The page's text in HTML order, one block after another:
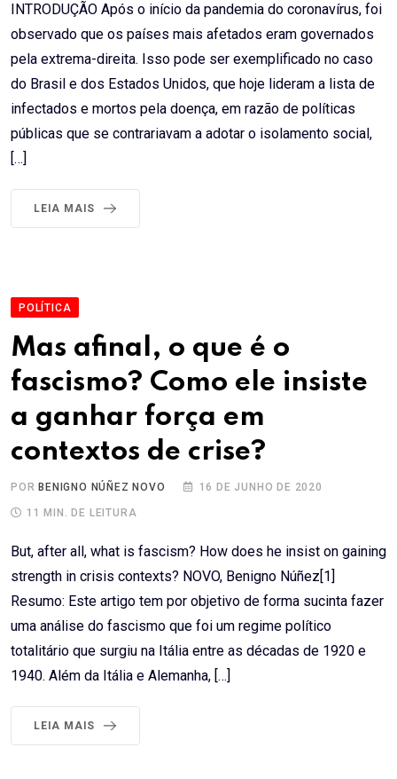
INTRODUÇÃO Após o início da pandemia do coronavírus, foi
observado que os países mais afetados eram governados
pela extrema-direita. Isso pode ser exemplificado no caso
do Brasil e dos Estados Unidos, que hoje lideram a lista de
infectados e mortos pela doença, em razão de políticas
públicas que se contrariavam a adotar o isolamento social,
[…]
LEIA MAIS
POLÍTICA
Mas afinal, o que é o
fascismo? Como ele insiste
a ganhar força em
contextos de crise?
POR BENIGNO NÚÑEZ NOVO 16 DE JUNHO DE 2020
11 MIN. DE LEITURA
But, after all, what is fascism? How does he insist on gaining
strength in crisis contexts? NOVO, Benigno Núñez[1]
Resumo: Este artigo tem por objetivo de forma sucinta fazer
uma análise do fascismo que foi um regime político
totalitário que surgiu na Itália entre as décadas de 1920 e
1940. Além da Itália e Alemanha, […]
LEIA MAIS